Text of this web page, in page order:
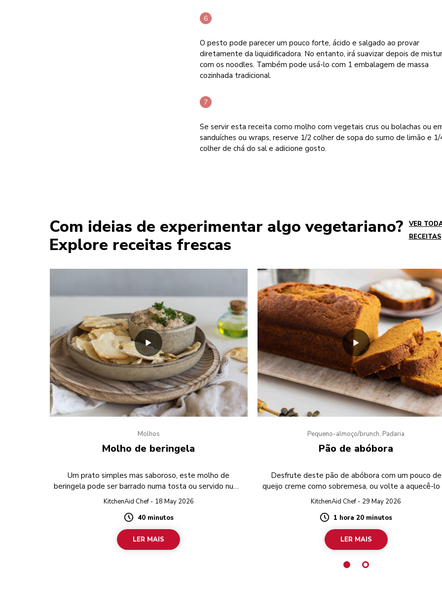
O pesto pode parecer um pouco forte, ácido e salgado ao provar
diretamente da liquidificadora. No entanto, irá suavizar depois de
com os noodles. Também pode usá-lo com 1 embalagem de massa
cozinhada tradicional.
Se servir esta receita como molho com vegetais crus ou bolachas ou
sanduíches ou wraps, reserve 1/2 colher de sopa do sumo de limão e
colher de chá do sal e adicione gosto.
Com ideias de experimentar algo vegetariano?
Explore receitas frescas
VER
RECEITAS
Molhos
Molho de beringela
Um prato simples mas saboroso, este molho de
beringela pode ser barrado numa tosta ou servido numa
festa.
KitchenAid Chef - 18 May 2026
Duration
40 minutos
LER MAIS
Pequeno-almoço/brunch, Padaria
Pão de abóbora
Desfrute deste pão de abóbora com um pouco de
queijo creme como sobremesa, ou volte a aquecê-lo
torradeira para um pequeno-almoço deliciosamente
KitchenAid Chef - 29 May 2026
Duration
1 hora 20 minutos
LER MAIS